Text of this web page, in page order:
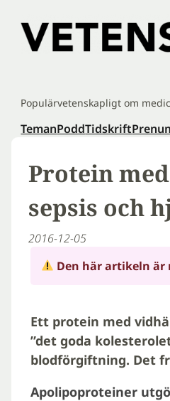
innehåll
Populärvetenskapligt om
TemanPoddTidskrift
Protein
sepsis och
2016-12-05
Den här artikeln
Ett protein med
”det goda
blodförgiftning. Det
Apolipoproteiner